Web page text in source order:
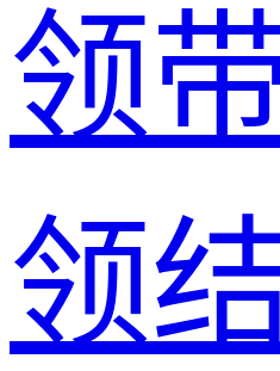
领
领